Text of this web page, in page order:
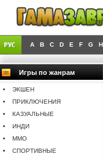
A B C D E F G H
Игры по жанрам
ЭКШЕН
ПРИКЛЮЧЕНИЯ
КАЗУАЛЬНЫЕ
ИНДИ
MMO
СПОРТИВНЫЕ